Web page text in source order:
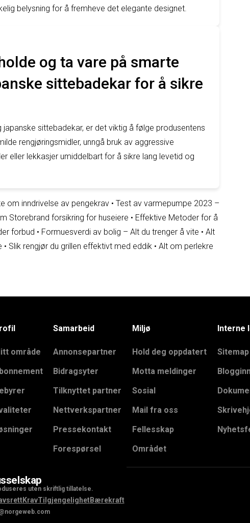
belysning for å fremheve det elegante designet.
og ta vare på smarte
sittebadekar for å sikre
sittebadekar, er det viktig å følge produsentens
rengjøringsmidler, unngå bruk av aggressive
eller lekkasjer umiddelbart for å sikre lang levetid og
om inndrivelse av pengekrav • Test av varmepumpe 2023 –
Storebrand forsikring for huseiere • Effektive Metoder for å
forbud • Formuesverdi av bolig – Alt du trenger å vite • Alt
• Slik rengjør du grillen effektivt med eddik • Alt om perlekre
uten skriftlig tillatelse.
område
Samarbeid
Annonsepartner
Bidragsyter
Tilknyttet partner
Nettverkspartner
Pressekontakt
Forespørsel
Miljø
Hold deg oppdatert
Motta meldinger
Sosial
Mail fra oss
Fellesskap
Området
Interne
Sitemap
KravTilgjengelighetBærekraft